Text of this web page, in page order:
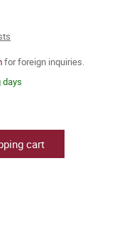
for foreign inquiries.
days
cart